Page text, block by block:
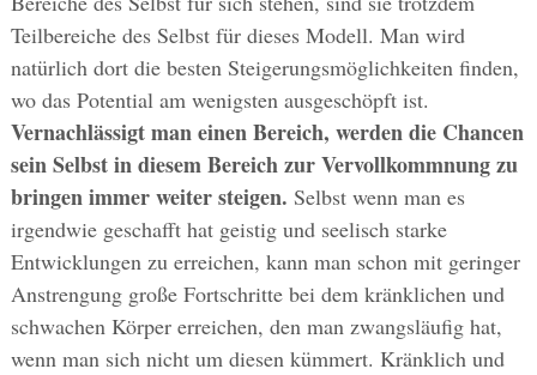
Teilbereiche des Selbst für dieses Modell. Man wird
natürlich dort die besten Steigerungsmöglichkeiten finden,
wo das Potential am wenigsten ausgeschöpft ist.
Vernachlässigt man einen Bereich, werden die Chancen
sein Selbst in diesem Bereich zur Vervollkommnung zu
bringen immer weiter steigen. Selbst wenn man es
irgendwie geschafft hat geistig und seelisch starke
Entwicklungen zu erreichen, kann man schon mit geringer
Anstrengung große Fortschritte bei dem kränklichen und
schwachen Körper erreichen, den man zwangsläufig hat,
wenn man sich nicht um diesen kümmert. Kränklich und